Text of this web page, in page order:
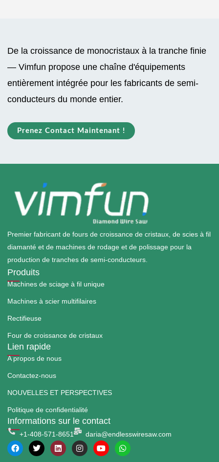
De la croissance de monocristaux à la tranche finie
— Vimfun propose une chaîne d'équipements
entièrement intégrée pour les fabricants de semi-
conducteurs du monde entier.
Prenez Contact Maintenant !
Premier fabricant de fours de croissance de cristaux, de scies à fil
diamanté et de machines de rodage et de polissage pour la
production de tranches de semi-conducteurs.
Produits
Machines de sciage à fil unique
Machines à scier multifilaires
Rectifieuse
Four de croissance de cristaux
Lien rapide
A propos de nous
Contactez-nous
NOUVELLES ET PERSPECTIVES
Politique de confidentialité
Informations sur le contact
+1-408-571-8651 daria@endlesswiresaw.com
F
a
T
w
L
i
I
n
Y
o
W
h